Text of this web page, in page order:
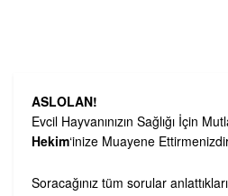
ASLOLAN!
Evcil Hayvanınızın Sağlığı İçin
Hekim‘inize Muayene
Soracağınız tüm sorular